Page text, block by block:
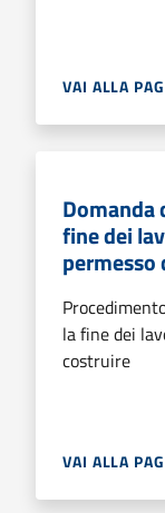
VAI ALLA
Domanda
fine dei
la fine dei
costruire
VAI ALLA